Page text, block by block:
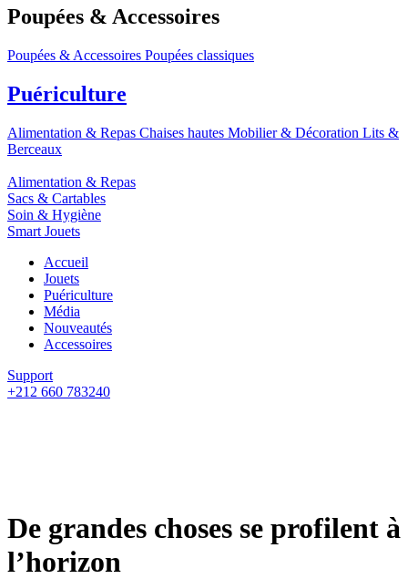
Poupées & Accessoires
Poupées & Accessoires Poupées classiques
Puériculture
Alimentation & Repas Chaises hautes Mobilier & Décoration Lits &
Berceaux
Alimentation & Repas
Sacs & Cartables
Soin & Hygiène
Smart Jouets
Accueil
Jouets
Puériculture
Média
Nouveautés
Accessoires
Support
+212 660 783240
De grandes choses se profilent à
l’horizon